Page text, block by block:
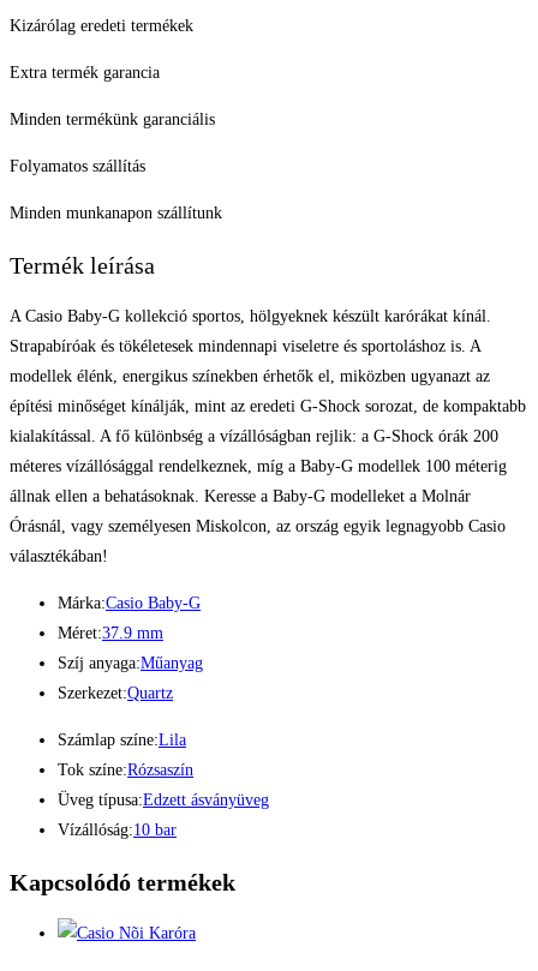
Kizárólag eredeti termékek
Extra termék garancia
Minden termékünk garanciális
Folyamatos szállítás
Minden munkanapon szállítunk
Termék leírása
A Casio Baby-G kollekció sportos, hölgyeknek készült karórákat kínál.
Strapabíróak és tökéletesek mindennapi viseletre és sportoláshoz is. A
modellek élénk, energikus színekben érhetők el, miközben ugyanazt az
építési minőséget kínálják, mint az eredeti G-Shock sorozat, de kompaktabb
kialakítással. A fő különbség a vízállóságban rejlik: a G-Shock órák 200
méteres vízállósággal rendelkeznek, míg a Baby-G modellek 100 méterig
állnak ellen a behatásoknak. Keresse a Baby-G modelleket a Molnár
Órásnál, vagy személyesen Miskolcon, az ország egyik legnagyobb Casio
választékában!
Márka:Casio Baby-G
Méret:37.9 mm
Szíj anyaga:Műanyag
Szerkezet:Quartz
Számlap színe:Lila
Tok színe:Rózsaszín
Üveg típusa:Edzett ásványüveg
Vízállóság:10 bar
Kapcsolódó termékek